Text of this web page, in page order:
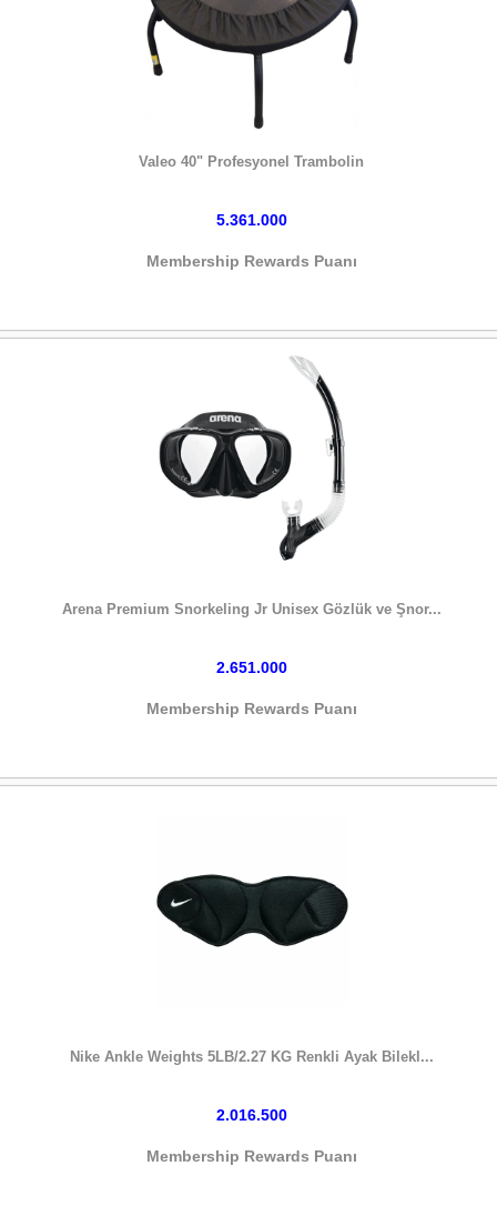
Valeo 40" Profesyonel Trambolin
5.361.000
Membership Rewards Puanı
Arena Premium Snorkeling Jr Unisex Gözlük ve Şnor...
2.651.000
Membership Rewards Puanı
Nike Ankle Weights 5LB/2.27 KG Renkli Ayak Bilekl...
2.016.500
Membership Rewards Puanı